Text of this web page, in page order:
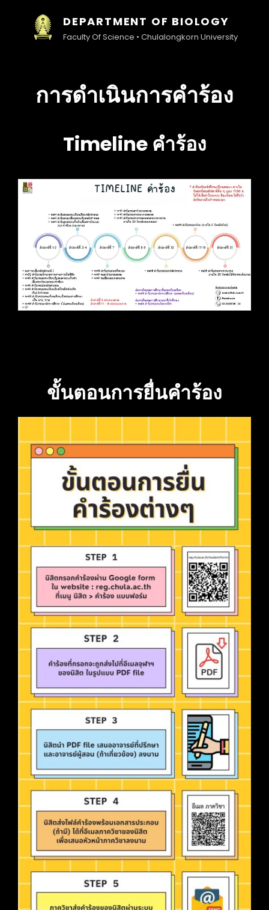
DEPARTMENT OF BIOLOGY
Faculty Of Science • Chulalongkorn University
การดำเนินการคำร้อง
Timeline คำร้อง
ขั้นตอนการยื่นคำร้อง